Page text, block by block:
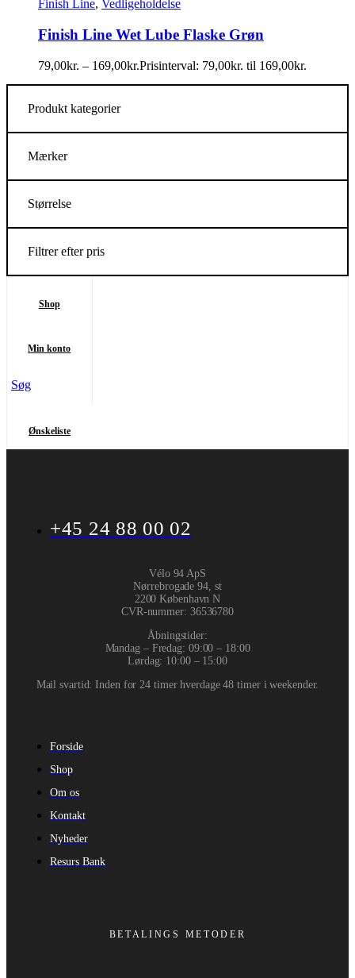
Finish Line, Vedligeholdelse
Finish Line Wet Lube Flaske Grøn
79,00kr. – 169,00kr.Prisinterval: 79,00kr. til 169,00kr.
Produkt kategorier
Mærker
Størrelse
Filtrer efter pris
Shop
Min konto
Søg
Ønskeliste
+45 24 88 00 02
Vélo 94 ApS
Nørrebrogade 94, st
2200 København N
CVR-nummer: 36536780
Åbningstider:
Mandag – Fredag: 09:00 – 18:00
Lørdag: 10:00 – 15:00
Mail svartid: Inden for 24 timer hverdage 48 timer i weekender.
Forside
Shop
Om os
Kontakt
Nyheder
Resurs Bank
BETALINGS METODER